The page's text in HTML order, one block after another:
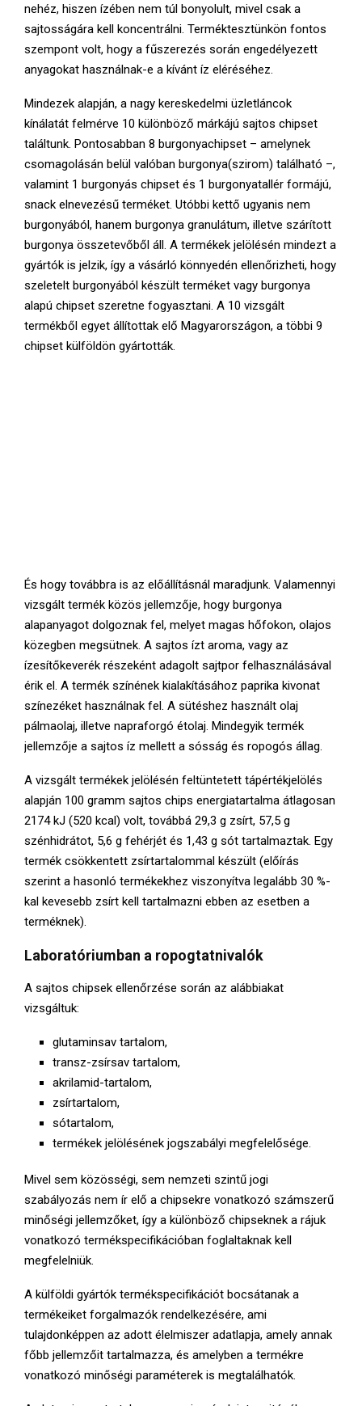
nehéz, hiszen ízében nem túl bonyolult, mivel csak a
sajtosságára kell koncentrálni. Terméktesztünkön fontos
szempont volt, hogy a fűszerezés során engedélyezett
anyagokat használnak-e a kívánt íz eléréséhez.
Mindezek alapján, a nagy kereskedelmi üzletláncok
kínálatát felmérve 10 különböző márkájú sajtos chipset
találtunk. Pontosabban 8 burgonyachipset – amelynek
csomagolásán belül valóban burgonya(szirom) található –,
valamint 1 burgonyás chipset és 1 burgonyatallér formájú,
snack elnevezésű terméket. Utóbbi kettő ugyanis nem
burgonyából, hanem burgonya granulátum, illetve szárított
burgonya összetevőből áll. A termékek jelölésén mindezt a
gyártók is jelzik, így a vásárló könnyedén ellenőrizheti, hogy
szeletelt burgonyából készült terméket vagy burgonya
alapú chipset szeretne fogyasztani. A 10 vizsgált
termékből egyet állítottak elő Magyarországon, a többi 9
chipset külföldön gyártották.
És hogy továbbra is az előállításnál maradjunk. Valamennyi
vizsgált termék közös jellemzője, hogy burgonya
alapanyagot dolgoznak fel, melyet magas hőfokon, olajos
közegben megsütnek. A sajtos ízt aroma, vagy az
ízesítőkeverék részeként adagolt sajtpor felhasználásával
érik el. A termék színének kialakításához paprika kivonat
színezéket használnak fel. A sütéshez használt olaj
pálmaolaj, illetve napraforgó étolaj. Mindegyik termék
jellemzője a sajtos íz mellett a sósság és ropogós állag.
A vizsgált termékek jelölésén feltüntetett tápértékjelölés
alapján 100 gramm sajtos chips energiatartalma átlagosan
2174 kJ (520 kcal) volt, továbbá 29,3 g zsírt, 57,5 g
szénhidrátot, 5,6 g fehérjét és 1,43 g sót tartalmaztak. Egy
termék csökkentett zsírtartalommal készült (előírás
szerint a hasonló termékekhez viszonyítva legalább 30 %-
kal kevesebb zsírt kell tartalmazni ebben az esetben a
terméknek).
Laboratóriumban a ropogtatnivalók
A sajtos chipsek ellenőrzése során az alábbiakat
vizsgáltuk:
glutaminsav tartalom,
transz-zsírsav tartalom,
akrilamid-tartalom,
zsírtartalom,
sótartalom,
termékek jelölésének jogszabályi megfelelősége.
Mivel sem közösségi, sem nemzeti szintű jogi
szabályozás nem ír elő a chipsekre vonatkozó számszerű
minőségi jellemzőket, így a különböző chipseknek a rájuk
vonatkozó termékspecifikációban foglaltaknak kell
megfelelniük.
A külföldi gyártók termékspecifikációt bocsátanak a
termékeiket forgalmazók rendelkezésére, ami
tulajdonképpen az adott élelmiszer adatlapja, amely annak
főbb jellemzőit tartalmazza, és amelyben a termékre
vonatkozó minőségi paraméterek is megtalálhatók.